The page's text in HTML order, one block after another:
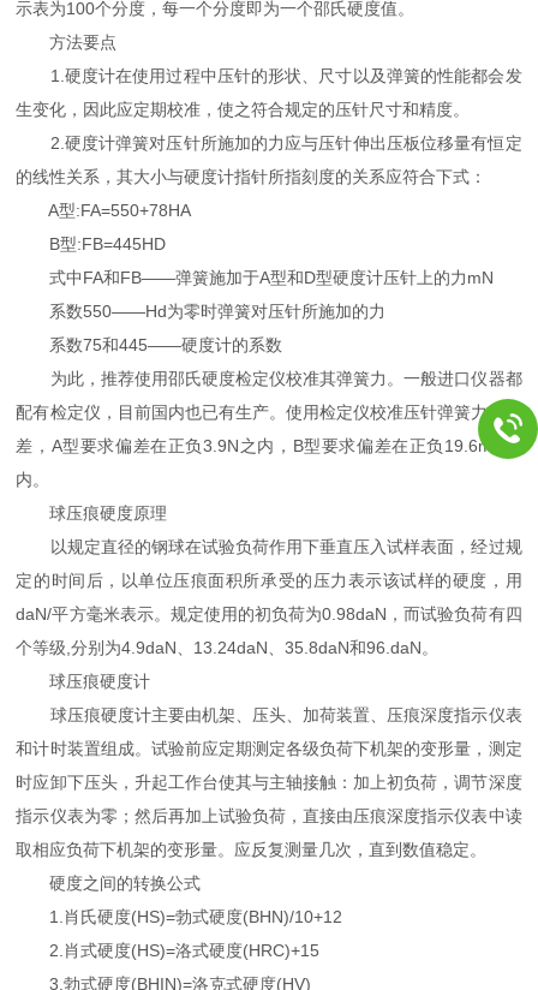
示表为100个分度，每一个分度即为一个邵氏硬度值。
方法要点
1.硬度计在使用过程中压针的形状、尺寸以及弹簧的性能都会发
生变化，因此应定期校准，使之符合规定的压针尺寸和精度。
2.硬度计弹簧对压针所施加的力应与压针伸出压板位移量有恒定
的线性关系，其大小与硬度计指针所指刻度的关系应符合下式：
A型:FA=550+78HA
B型:FB=445HD
式中FA和FB——弹簧施加于A型和D型硬度计压针上的力mN
系数550——Hd为零时弹簧对压针所施加的力
系数75和445——硬度计的系数
为此，推荐使用邵氏硬度检定仪校准其弹簧力。一般进口仪器都
配有检定仪，目前国内也已有生产。使用检定仪校准压针弹簧力的误
差，A型要求偏差在正负3.9N之内，B型要求偏差在正负19.6mN之
内。
球压痕硬度原理
以规定直径的钢球在试验负荷作用下垂直压入试样表面，经过规
定的时间后，以单位压痕面积所承受的压力表示该试样的硬度，用
daN/平方毫米表示。规定使用的初负荷为0.98daN，而试验负荷有四
个等级,分别为4.9daN、13.24daN、35.8daN和96.daN。
球压痕硬度计
球压痕硬度计主要由机架、压头、加荷装置、压痕深度指示仪表
和计时装置组成。试验前应定期测定各级负荷下机架的变形量，测定
时应卸下压头，升起工作台使其与主轴接触：加上初负荷，调节深度
指示仪表为零；然后再加上试验负荷，直接由压痕深度指示仪表中读
取相应负荷下机架的变形量。应反复测量几次，直到数值稳定。
硬度之间的转换公式
1.肖氏硬度(HS)=勃式硬度(BHN)/10+12
2.肖式硬度(HS)=洛式硬度(HRC)+15
3.勃式硬度(BHIN)=洛克式硬度(HV)